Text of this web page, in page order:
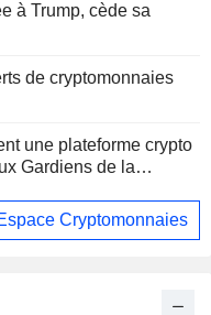
à Trump, cède sa
de cryptomonnaies
une plateforme crypto
Gardiens de la
Cryptomonnaies